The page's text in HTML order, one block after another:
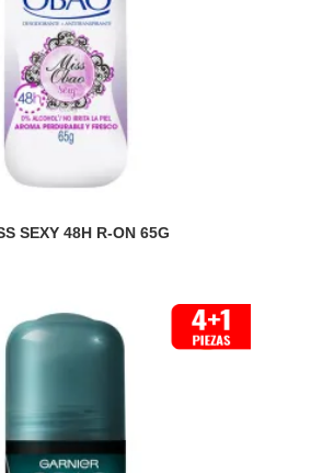
SEXY 48H R-ON 65G